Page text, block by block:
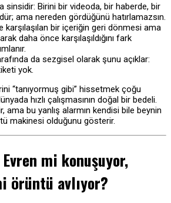
sinsidir: Birini bir videoda, bir haberde, bir
ama nereden gördüğünü hatırlamazsın.
bir içeriğin geri dönmesi ama
daha önce karşılaşıldığını fark
da sezgisel olarak şunu açıklar:
yok.
“tanıyormuş gibi” hissetmek çoğu
hızlı çalışmasının doğal bir bedeli.
ama bu yanlış alarmın kendisi bile beynin
makinesi olduğunu gösterir.
mi konuşuyor,
örüntü avlıyor?